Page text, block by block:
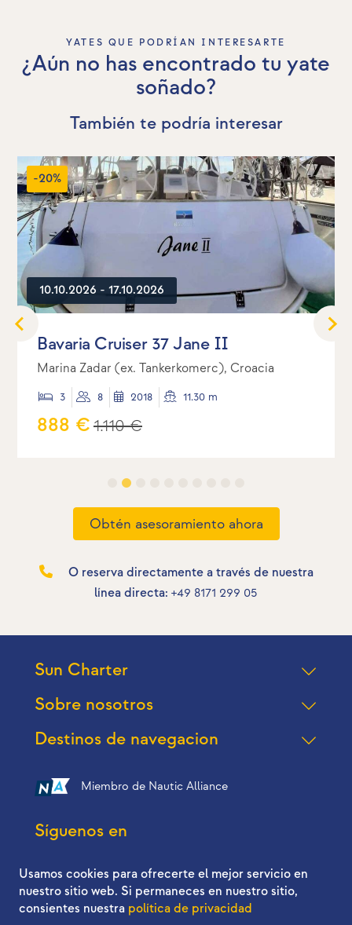
YATES QUE PODRÍAN INTERESARTE
¿Aún no has encontrado tu yate
soñado?
También te podría interesar
-20%
10.10.2026 - 17.10.2026
Bavaria Cruiser 37 Jane II
Marina Zadar (ex. Tankerkomerc), Croacia
3 8 2018 11.30 m
888 €1.110 €
Obtén asesoramiento ahora
O reserva directamente a través de nuestra
línea directa: +49 8171 299 05
Sun Charter
Sobre nosotros
Destinos de navegacion
Miembro de Nautic Alliance
Síguenos en
Usamos cookies para ofrecerte el mejor servicio en
nuestro sitio web. Si permaneces en nuestro sitio,
consientes nuestra política de privacidad